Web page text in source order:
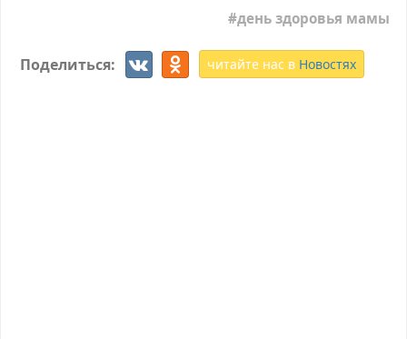
день здоровья мамы
Поделиться: читайте нас в Новостях